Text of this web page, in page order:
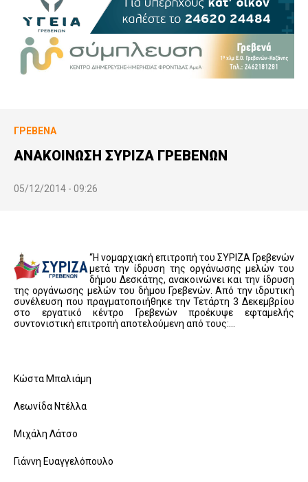
ΓΡΕΒΕΝΆ
ΑΝΑΚΟΙΝΩΣΗ ΣΥΡΙΖΑ ΓΡΕΒΕΝΩΝ
05/12/2014 - 09:26
“Η νομαρχιακή επιτροπή του ΣΥΡΙΖΑ Γρεβενών
μετά την ίδρυση της οργάνωσης μελών του
δήμου Δεσκάτης, ανακοινώνει και την ίδρυση
της οργάνωσης μελών του δήμου Γρεβενών. Από την ιδρυτική
συνέλευση που πραγματοποιήθηκε την Τετάρτη 3 Δεκεμβρίου
στο εργατικό κέντρο Γρεβενών προέκυψε εφταμελής
συντονιστική επιτροπή αποτελούμενη από τους:…
Κώστα Μπαλιάμη
Λεωνίδα Ντέλλα
Μιχάλη Λάτσο
Γιάννη Ευαγγελόπουλο